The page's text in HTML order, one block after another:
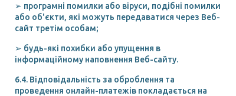
➢ програмні помилки або віруси, подібні помилки
або об'єкти, які можуть передаватися через Веб-
сайт третім особам;
➢ будь-які похибки або упущення в
інформаційному наповнення Веб-сайту.
6.4. Відповідальність за оброблення та
проведення онлайн-платежів покладається на